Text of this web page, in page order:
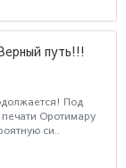
путь!!!
Под
Оротимару
си..